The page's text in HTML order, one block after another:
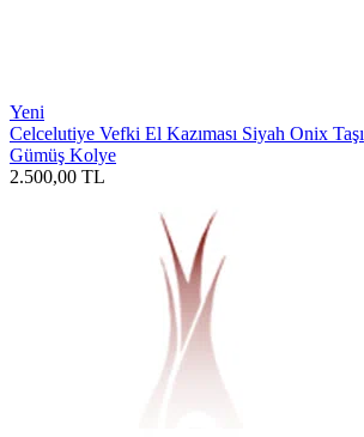
Yeni
Celcelutiye Vefki El Kazıması Siyah Onix Taşı
Gümüş Kolye
2.500,00 TL